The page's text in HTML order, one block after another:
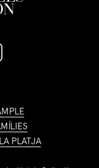
PLATJA